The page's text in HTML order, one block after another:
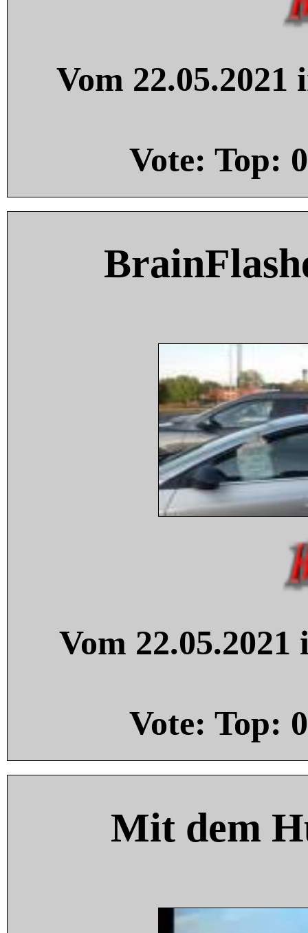
Vom
Vote: Top: 0
Vom
Vote: Top: 0
Mit dem